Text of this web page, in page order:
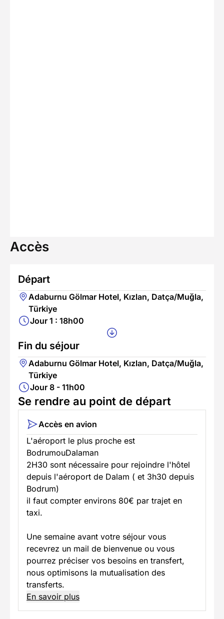
Accès
Départ
Adaburnu Gölmar Hotel, Kızlan, Datça/Muğla,
Türkiye
Jour 1 : 18h00
Fin du séjour
Adaburnu Gölmar Hotel, Kızlan, Datça/Muğla,
Türkiye
Jour 8 - 11h00
Se rendre au point de départ
Accès en avion
L'aéroport le plus proche est
BodrumouDalaman
2H30 sont nécessaire pour rejoindre l'hôtel
depuis l'aéroport de Dalam ( et 3h30 depuis
Bodrum)
il faut compter environs 80€ par trajet en
taxi.
Une semaine avant votre séjour vous
recevrez un mail de bienvenue ou vous
pourrez préciser vos besoins en transfert,
nous optimisons la mutualisation des
transferts.
En savoir plus